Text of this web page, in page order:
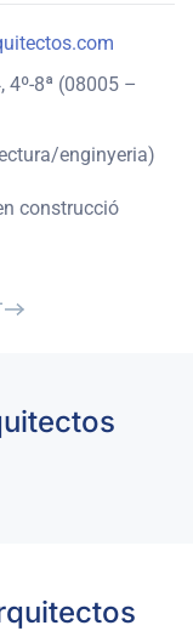
4º-8ª (08005 –
enginyeria)
construcció